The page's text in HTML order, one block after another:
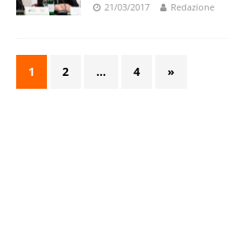
21/03/2017 Redazione
1 2 … 4 »